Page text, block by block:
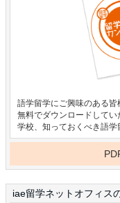
語学留学にご興味のある
無料でダウンロードして
学校、知っておくべき語学
iae留学ネットオフィス